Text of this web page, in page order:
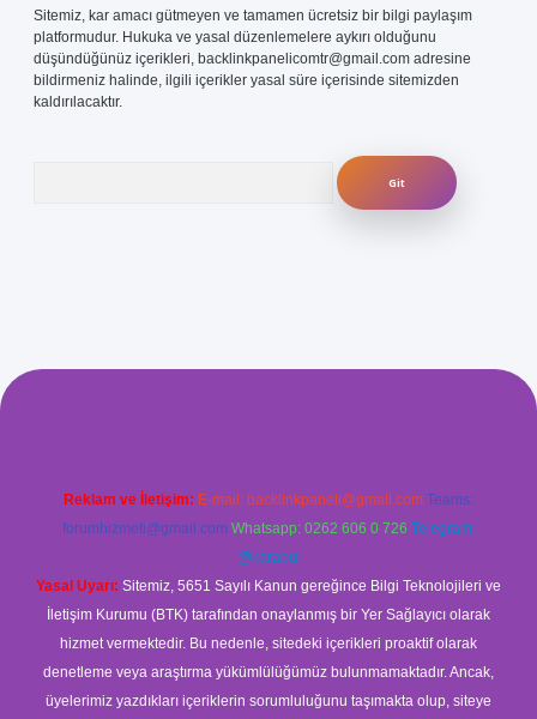
Sitemiz, kar amacı gütmeyen ve tamamen ücretsiz bir bilgi paylaşım
platformudur. Hukuka ve yasal düzenlemelere aykırı olduğunu
düşündüğünüz içerikleri, backlinkpanelicomtr@gmail.com adresine
bildirmeniz halinde, ilgili içerikler yasal süre içerisinde sitemizden
kaldırılacaktır.
mi
Reklam ve İletişim: E-mail: backlinkpaneli@gmail.com Teams:
forumhizmeti@gmail.com Whatsapp: 0262 606 0 726 Telegram:
@karabul
Yasal Uyarı: Sitemiz, 5651 Sayılı Kanun gereğince Bilgi Teknolojileri ve
İletişim Kurumu (BTK) tarafından onaylanmış bir Yer Sağlayıcı olarak
hizmet vermektedir. Bu nedenle, sitedeki içerikleri proaktif olarak
denetleme veya araştırma yükümlülüğümüz bulunmamaktadır. Ancak,
üyelerimiz yazdıkları içeriklerin sorumluluğunu taşımakta olup, siteye